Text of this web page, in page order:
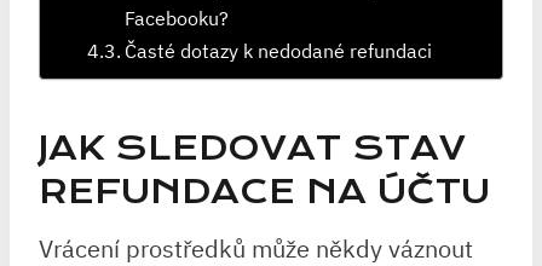
Facebooku?
Časté dotazy k nedodané refundaci
JAK SLEDOVAT STAV
REFUNDACE NA ÚČTU
Vrácení prostředků může někdy váznout